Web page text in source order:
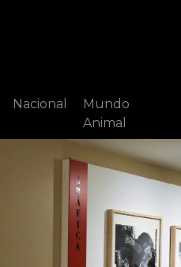
Nacional
Mundo
Animal